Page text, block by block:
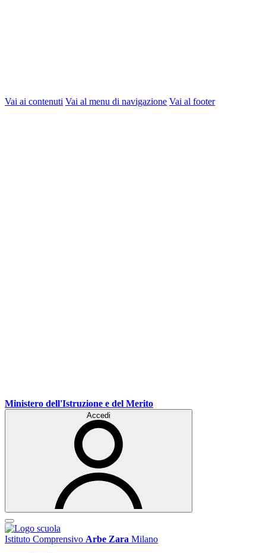
Vai ai contenuti Vai al menu di navigazione Vai al footer
Ministero dell'Istruzione e del Merito
Accedi
Istituto Comprensivo Arbe Zara Milano